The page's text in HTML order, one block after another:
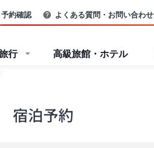
予約確認 よくある質問・お問い合わせ
行 高級旅館・ホテル
宿泊予約